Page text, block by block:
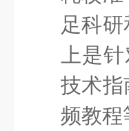
足科
上是
技术
频教程